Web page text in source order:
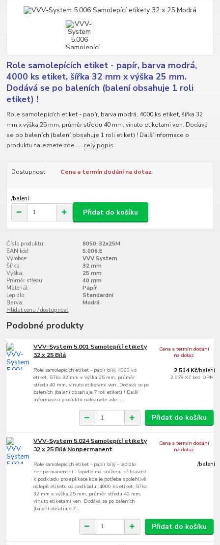
Role samolepících etiket - papír, barva modrá,
4000 ks etiket, šířka 32 mm x výška 25 mm.
Dodává se po baleních (balení obsahuje 1 roli
etiket) !
Role samolepících etiket - papír, barva modrá, 4000 ks etiket, šířka 32
mm x výška 25 mm, průměr středu 40 mm, vinuto etiketami ven. Dodává
se po baleních (balení obsahuje 1 roli etiket) ! Další informace o
produktu naleznete zde .... celý popis
Dostupnost Cena a termín dodání na dotaz
/balení
Přidat do košíku
Číslo produktu:
8050-32x25M
EAN kód:
5.006.E
Výrobce:
VVV System
Šířka:
32 mm
Výška:
25 mm
Průměr středu:
40 mm
Materiál:
Papír
Lepidlo:
Standardní
Barva:
Modrá
Hlídat cenu / dostupnost
Podobné produkty
VVV-System 5.001 Samolepící etikety
32 x 25 Bílá
Role samolepících etiket - papír bílý, 4000 ks
etiket, šířka 32 mm x výška 25 mm, průměr
středu 40 mm, vinuto etiketami ven. Dodává se po
baleních (balení obsahuje 7 rolí etiket) ! Další
informace o produktu naleznete zde ....
2 514 Kč/balení
2 078 Kč bez DPH
Cena a termín dodání
na dotaz
Přidat do košíku
VVV-System 5.024 Samolepící etikety
32 x 25 Bílá Nonpermanent
Role samolepících etiket - papír bílý - lepidlo
nonpermanentní - lepidlo má sníženu přilnavost
k podkladu pro aplikace kde je potřeba spolehlivě
odlepit etiketu od podkladu, 4000 ks etiket, šířka
32 mm x výška 25 mm, průměr středu 40 mm,
vinuto etiketami ven. Dodává se po baleních
(balení obsahuje 7...
/balení
Cena a termín dodání
na dotaz
Přidat do košíku